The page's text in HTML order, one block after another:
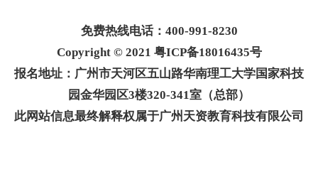
免费热线电话：400-991-8230
Copyright © 2021 粤ICP备18016435号
报名地址：广州市天河区五山路华南理工大学国家科技
园金华园区3楼320-341室（总部）
此网站信息最终解释权属于广州天资教育科技有限公司